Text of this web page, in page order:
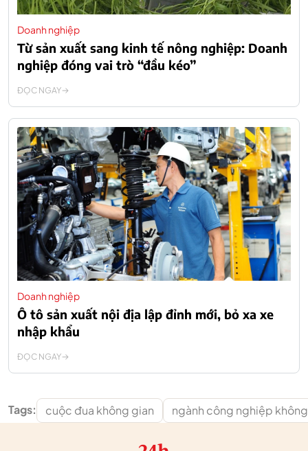
Doanh nghiệp
Từ sản xuất sang kinh tế nông nghiệp: Doanh
nghiệp đóng vai trò “đầu kéo”
ĐỌC NGAY
Doanh nghiệp
Ô tô sản xuất nội địa lập đỉnh mới, bỏ xa xe
nhập khẩu
ĐỌC NGAY
Tags: cuộc đua không gian ngành công nghiệp